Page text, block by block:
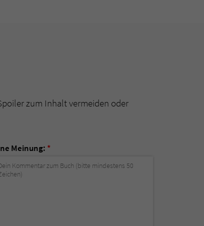
zum Inhalt vermeiden oder
Meinung: *